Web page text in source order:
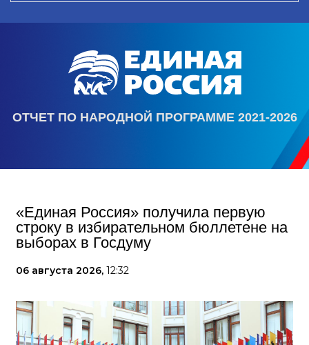
ОТЧЕТ ПО НАРОДНОЙ ПРОГРАММЕ 2021-2026
«Единая Россия» получила первую
строку в избирательном бюллетене на
выборах в Госдуму
06 августа 2026, 12:32